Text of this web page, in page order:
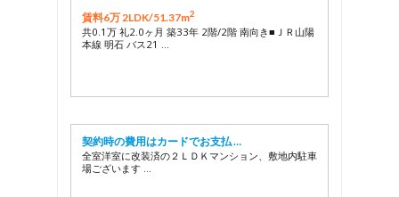
賃料6万 2LDK/51.37m2
共0.1万 礼2.0ヶ月 築33年 2階/2階 南向き■ＪＲ山陽
本線 明石 バス21 …
契約時の費用はカードでお支払 …
全室洋室に改装済の２ＬＤＫマンション、敷地内駐車
場ございます …